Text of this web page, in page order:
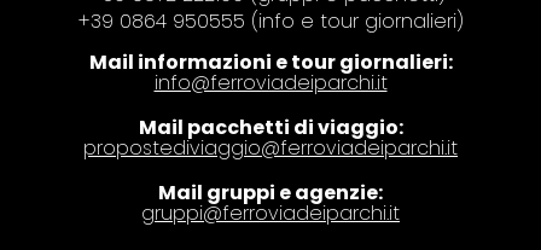
+39 0864 950555 (info e tour giornalieri)
Mail informazioni e tour giornalieri:
info@ferroviadeiparchi.it
Mail pacchetti di viaggio:
propostediviaggio@ferroviadeiparchi.it
Mail gruppi e agenzie:
gruppi@ferroviadeiparchi.it